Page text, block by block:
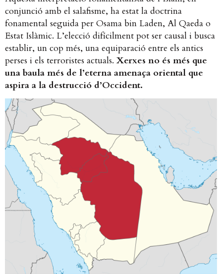
conjunció amb el salafisme, ha estat la doctrina
fonamental seguida per Osama bin Laden, Al Qaeda o
Estat Islàmic. L’elecció difícilment pot ser causal i busca
establir, un cop més, una equiparació entre els antics
perses i els terroristes actuals. Xerxes no és més que
una baula més de l’eterna amenaça oriental que
aspira a la destrucció d’Occident.